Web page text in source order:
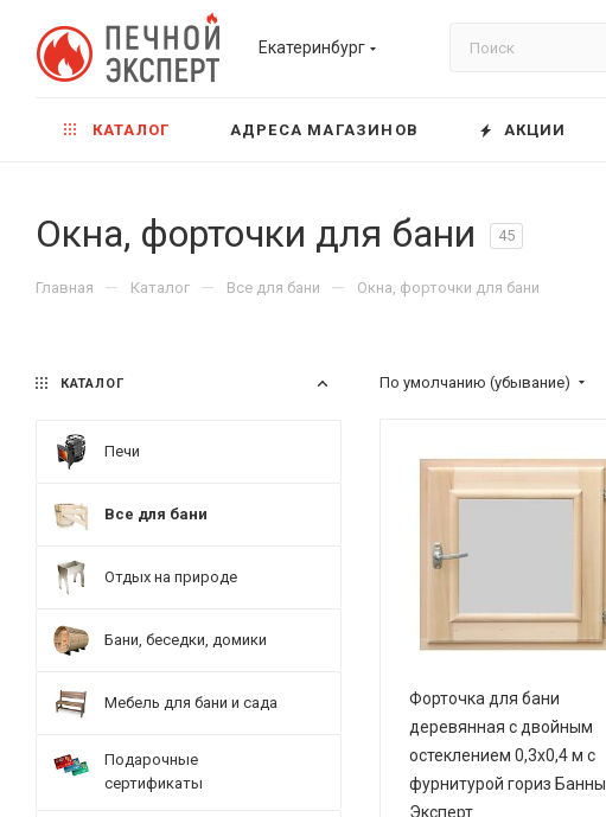
Екатеринбург
КАТАЛОГ АДРЕСА МАГАЗИНОВ АКЦИИ
Окна, форточки для бани 45
Главная — Каталог — Все для бани — Окна, форточки для бани
По умолчанию (убывание)
Форточка для бани
деревянная с двойным
остеклением 0,3х0,4 м с
фурнитурой гориз
Эксперт
КАТАЛОГ
Печи
Все для бани
Отдых на природе
Бани, беседки, домики
Мебель для бани и сада
Подарочные
сертификаты